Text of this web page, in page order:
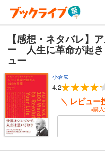
【感想・ネタバレ】
ー 人生に革命が起き
ュー
小倉広
4.2
＼ レビュー
※購